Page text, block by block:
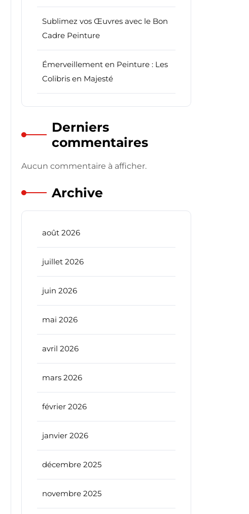
Sublimez vos Œuvres avec le Bon
Cadre Peinture
Émerveillement en Peinture : Les
Colibris en Majesté
Derniers
commentaires
Aucun commentaire à afficher.
Archive
août 2026
juillet 2026
juin 2026
mai 2026
avril 2026
mars 2026
février 2026
janvier 2026
décembre 2025
novembre 2025